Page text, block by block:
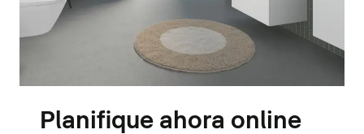
Planifique ahora online